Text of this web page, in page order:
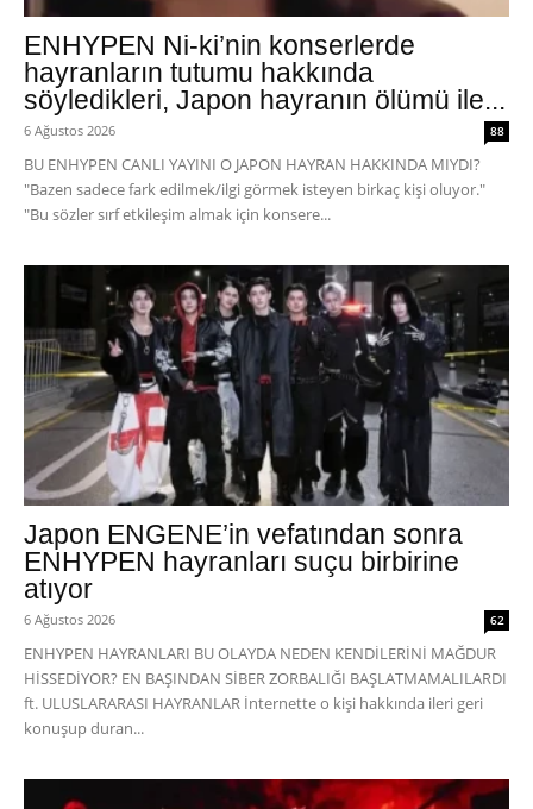
ENHYPEN Ni-ki’nin konserlerde
hayranların tutumu hakkında
söyledikleri, Japon hayranın ölümü ile...
6 Ağustos 2026 88
BU ENHYPEN CANLI YAYINI O JAPON HAYRAN HAKKINDA MIYDI?
"Bazen sadece fark edilmek/ilgi görmek isteyen birkaç kişi oluyor."
"Bu sözler sırf etkileşim almak için konsere...
Japon ENGENE’in vefatından sonra
ENHYPEN hayranları suçu birbirine
atıyor
6 Ağustos 2026 62
ENHYPEN HAYRANLARI BU OLAYDA NEDEN KENDİLERİNİ MAĞDUR
HİSSEDİYOR? EN BAŞINDAN SİBER ZORBALIĞI BAŞLATMAMALILARDI
ft. ULUSLARARASI HAYRANLAR İnternette o kişi hakkında ileri geri
konuşup duran...